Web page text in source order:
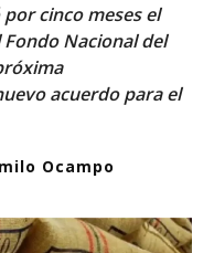
cinco meses el
Nacional del
acuerdo para el
Ocampo